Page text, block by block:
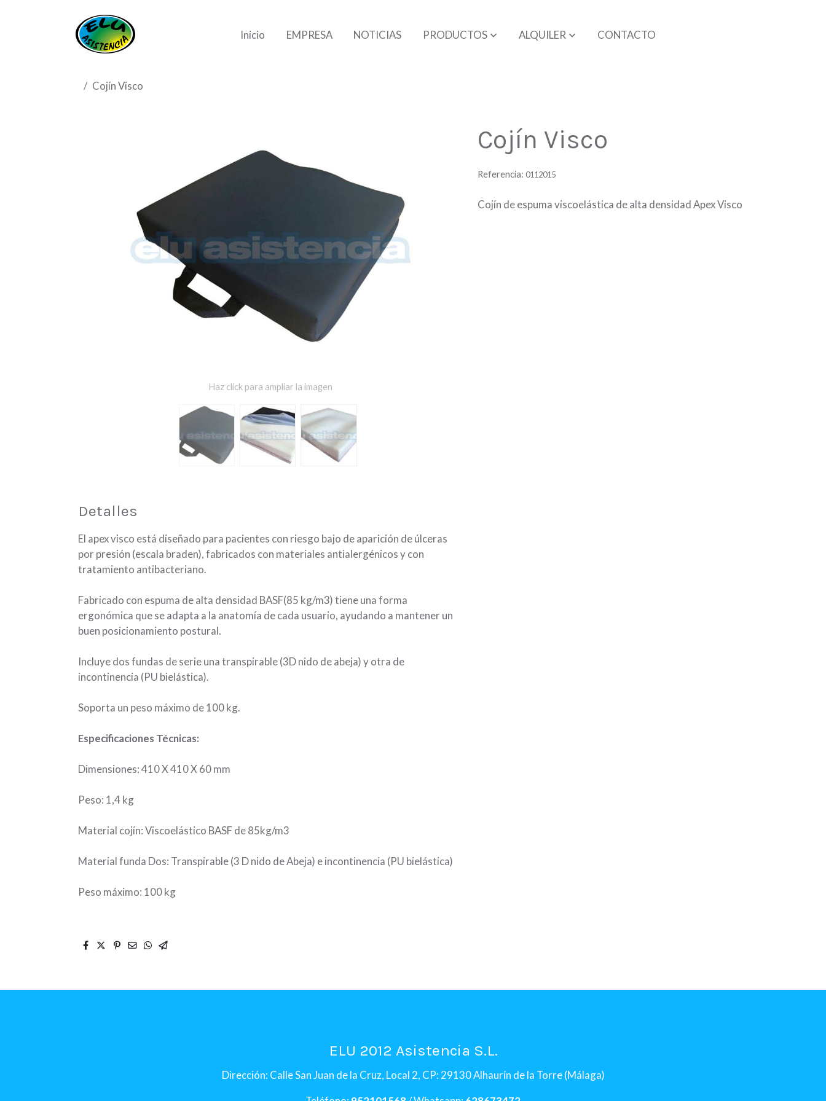
Inicio EMPRESA NOTICIAS PRODUCTOS ALQUILER CONTACTO
Cojín Visco
Haz click para ampliar la imagen
Detalles
El apex visco está diseñado para pacientes con riesgo bajo de aparición de úlceras
por presión (escala braden), fabricados con materiales antialergénicos y con
tratamiento antibacteriano.
Fabricado con espuma de alta densidad BASF(85 kg/m3) tiene una forma
ergonómica que se adapta a la anatomía de cada usuario, ayudando a mantener un
buen posicionamiento postural.
Incluye dos fundas de serie una transpirable (3D nido de abeja) y otra de
incontinencia (PU bielástica).
Soporta un peso máximo de 100 kg.
Especificaciones Técnicas:
Dimensiones:410 X 410 X 60 mm
Peso: 1,4 kg
Material cojín:Viscoelástico BASF de 85kg/m3
Material funda Dos: Transpirable (3 D nido de Abeja) e incontinencia (PU bielástica)
Peso máximo: 100 kg
Cojín Visco
Referencia:0112015
Cojín de espuma viscoelástica de alta densidad Apex Visco
ELU 2012 Asistencia S.L.
Dirección: Calle San Juan de la Cruz, Local 2, CP: 29130 Alhaurín de la Torre (Málaga)